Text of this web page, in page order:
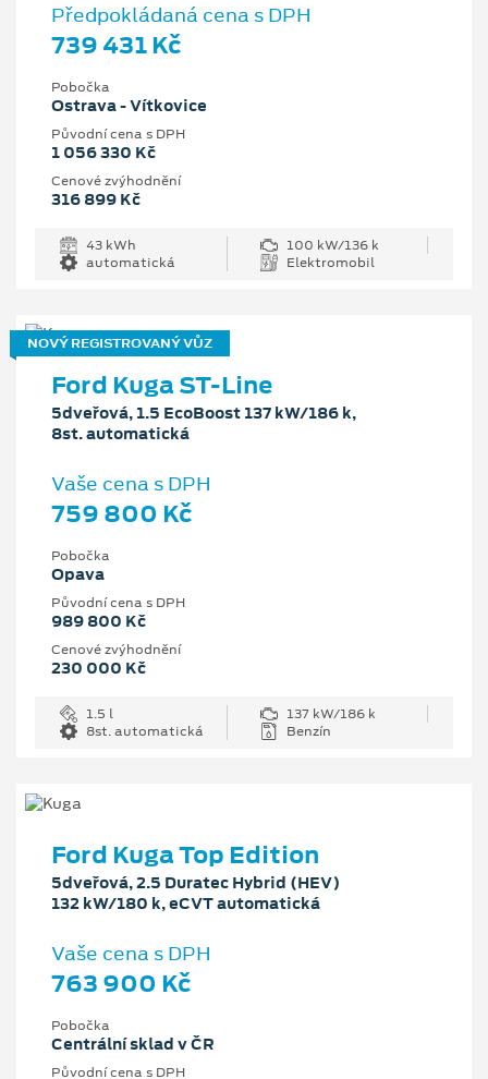
Předpokládaná cena s DPH
739 431 Kč
Pobočka
Ostrava - Vítkovice
Původní cena s DPH
1 056 330 Kč
Cenové zvýhodnění
316 899 Kč
43 kWh
100 kW/136 k
automatická
Elektromobil
NOVÝ REGISTROVANÝ VŮZ
Ford Kuga ST-Line
5dveřová, 1.5 EcoBoost 137 kW/186 k,
8st. automatická
Vaše cena s DPH
759 800 Kč
Pobočka
Opava
Původní cena s DPH
989 800 Kč
Cenové zvýhodnění
230 000 Kč
1.5 l
137 kW/186 k
8st. automatická
Benzín
Ford Kuga Top Edition
5dveřová, 2.5 Duratec Hybrid (HEV)
132 kW/180 k, eCVT automatická
Vaše cena s DPH
763 900 Kč
Pobočka
Centrální sklad v ČR
Původní cena s DPH